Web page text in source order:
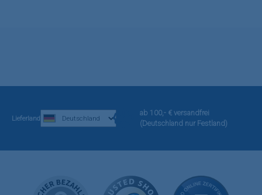
Lieferland
ab 100,- € versandfrei
(Deutschland nur Festland)